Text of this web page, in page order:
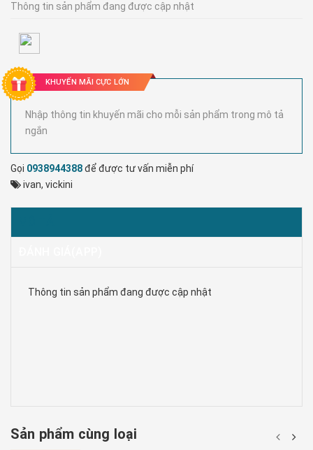
Thông tin sản phẩm đang được cập nhật
KHUYẾN MÃI CỰC LỚN
Nhập thông tin khuyến mãi cho mỗi sản phẩm trong mô tả
ngắn
Gọi 0938944388để được tư vấn miễn phí
ivan, vickini
Thông tin sản phẩm đang được cập nhật
Sản phẩm cùng loại